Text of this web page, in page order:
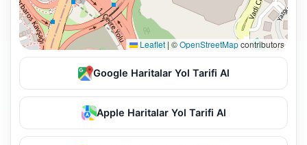
Leaflet | ©OpenStreetMapcontributors
Google Haritalar Yol Tarifi Al
Apple Haritalar Yol Tarifi Al